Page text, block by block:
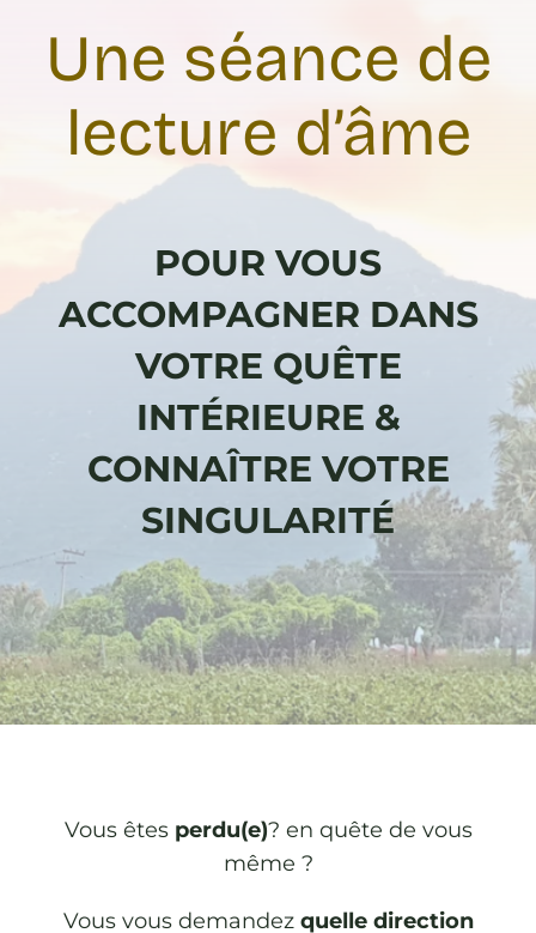
RESSOURCES OFFERTES
BLOG
QUI JE SUIS ?
CONTACT
Une séance de
lecture d’âme
POUR VOUS
ACCOMPAGNER DANS
VOTRE QUÊTE
INTÉRIEURE &
CONNAÎTRE VOTRE
SINGULARITÉ
Vous êtes perdu(e)? en quête de vous
même ?
Vous vous demandez quelle direction